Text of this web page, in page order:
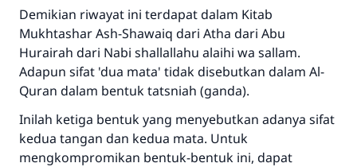
Demikian riwayat ini terdapat dalam Kitab
Mukhtashar Ash-Shawaiq dari Atha dari Abu
Hurairah dari Nabi shallallahu alaihi wa sallam.
Adapun sifat 'dua mata' tidak disebutkan dalam Al-
Quran dalam bentuk tatsniah (ganda).
Inilah ketiga bentuk yang menyebutkan adanya sifat
kedua tangan dan kedua mata. Untuk
mengkompromikan bentuk-bentuk ini, dapat